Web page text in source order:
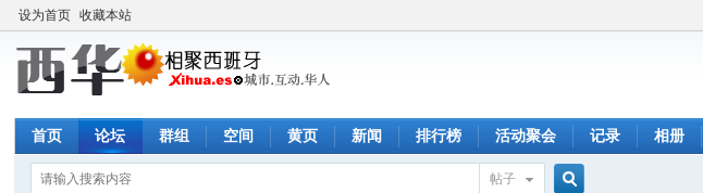
设为首页 收藏本站
首页 论坛 群组 空间 黄页 新闻 排行榜 活动聚会 记录 相册
帖子